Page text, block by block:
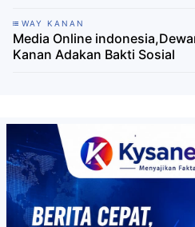
WAY KANAN
Media Online
Kanan Adakan Bakti Sosial